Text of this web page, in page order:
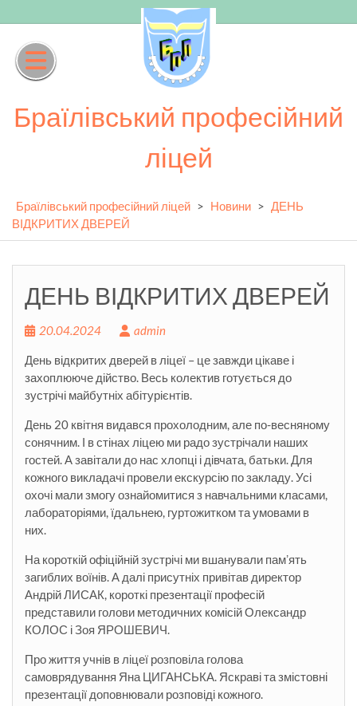
to
content
Браїлівський професійний
ліцей
Браїлівський професійний ліцей > Новини > ДЕНЬ
ВІДКРИТИХ ДВЕРЕЙ
ДЕНЬ ВІДКРИТИХ ДВЕРЕЙ
20.04.2024 admin
День відкритих дверей в ліцеї – це завжди цікаве і
захоплююче дійство. Весь колектив готується до
зустрічі майбутніх абітурієнтів.
День 20 квітня видався прохолодним, але по-весняному
сонячним. І в стінах ліцею ми радо зустрічали наших
гостей. А завітали до нас хлопці і дівчата, батьки. Для
кожного викладачі провели екскурсію по закладу. Усі
охочі мали змогу ознайомитися з навчальними класами,
лабораторіями, їдальнею, гуртожитком та умовами в
них.
На короткій офіційній зустрічі ми вшанували памʼять
загиблих воїнів. А далі присутніх привітав директор
Андрій ЛИСАК, короткі презентації професій
представили голови методичних комісій Олександр
КОЛОС і Зоя ЯРОШЕВИЧ.
Про життя учнів в ліцеї розповіла голова
самоврядування Яна ЦИГАНСЬКА. Яскраві та змістовні
презентації доповнювали розповіді кожного.